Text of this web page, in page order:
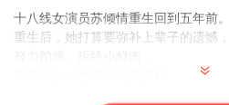
十八线女演员苏倾情重生回到五年前。
重生后，她打算要弥补上辈子的遗憾，